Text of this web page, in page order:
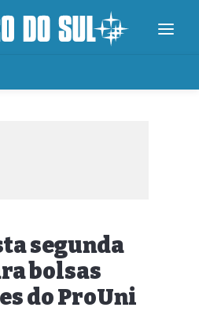
segunda
bolsas
do ProUni